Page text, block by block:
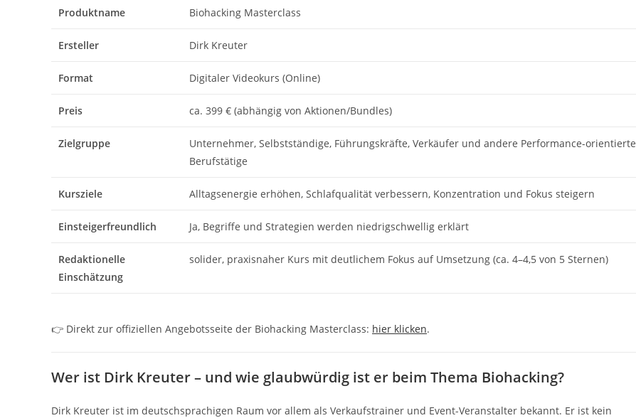
Produktname Biohacking Masterclass
Ersteller Dirk Kreuter
Format Digitaler Videokurs (Online)
Preis ca. 399 € (abhängig von Aktionen/Bundles)
Zielgruppe
Unternehmer, Selbstständige, Führungskräfte, Verkäufer und andere Performance-orientierte
Berufstätige
Kursziele Alltagsenergie erhöhen, Schlafqualität verbessern, Konzentration und Fokus steigern
Einsteigerfreundlich Ja, Begriffe und Strategien werden niedrigschwellig erklärt
Redaktionelle
Einschätzung
solider, praxisnaher Kurs mit deutlichem Fokus auf Umsetzung (ca. 4–4,5 von 5 Sternen)
👉 Direkt zur offiziellen Angebotsseite der Biohacking Masterclass: hier klicken.
Wer ist Dirk Kreuter – und wie glaubwürdig ist er beim Thema Biohacking?
Dirk Kreuter ist im deutschsprachigen Raum vor allem als Verkaufstrainer und Event-Veranstalter bekannt. Er ist kein